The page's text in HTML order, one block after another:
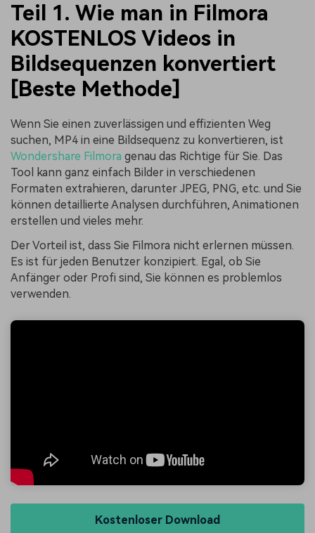
Teil 1. Wie man in Filmora
KOSTENLOS Videos in
Bildsequenzen konvertiert
[Beste Methode]
Wenn Sie einen zuverlässigen und effizienten Weg
suchen, MP4 in eine Bildsequenz zu konvertieren, ist
Wondershare Filmora genau das Richtige für Sie. Das
Tool kann ganz einfach Bilder in verschiedenen
Formaten extrahieren, darunter JPEG, PNG, etc. und Sie
können detaillierte Analysen durchführen, Animationen
erstellen und vieles mehr.
Der Vorteil ist, dass Sie Filmora nicht erlernen müssen.
Es ist für jeden Benutzer konzipiert. Egal, ob Sie
Anfänger oder Profi sind, Sie können es problemlos
verwenden.
Kostenloser Download